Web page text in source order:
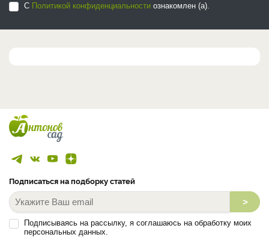
С Политикой конфиденциальности ознакомлен (а).
Подписаться на подборку статей
>
Подписываясь на рассылку, я соглашаюсь на обработку моих
персональных данных.